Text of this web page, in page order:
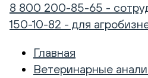
8 800 200-85-65 -
150-10-82 - для
Главная
Ветеринарные